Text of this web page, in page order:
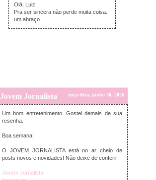
Olá, Luiz.
Pra ser sincera não perde muita coisa.
um abraço
Jovem Jornalista terça-feira, junho 30, 2026
Um bom entretenimento. Gostei demais de sua
resenha.
Boa semana!
O JOVEM JORNALISTA está no ar cheio de
posts novos e novidades! Não deixe de conferir!
Jovem Jornalista